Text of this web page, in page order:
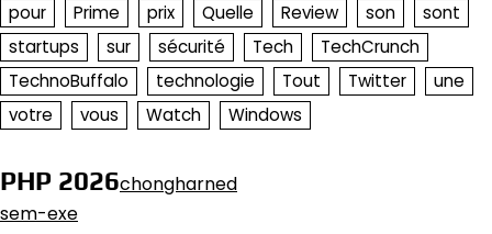
pour
Prime prix Quelle Review son
sont
startups
sur sécurité Tech
TechCrunch
TechnoBuffalo
technologie Tout Twitter
une
votre
vous Watch Windows
PHP 2026chongharned
sem-exe